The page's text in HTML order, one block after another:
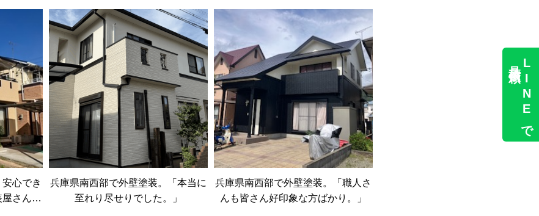
心でき
さんで
兵庫県南西部で外壁塗装。「本当に
至れり尽せりでした。」
兵庫県南西部で外壁塗装。「職人さ
んも皆さん好印象な方ばかり。」
LINEで